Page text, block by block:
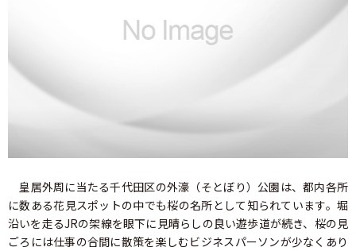
皇居外周に当たる千代田区の外濠（そとぼり）公園は、都内各所
に数ある花見スポットの中でも桜の名所として知られています。堀
沿いを走るJRの架線を眼下に見晴らしの良い遊歩道が続き、桜の見
ごろには仕事の合間に散策を楽しむビジネスパーソンが少なくあり